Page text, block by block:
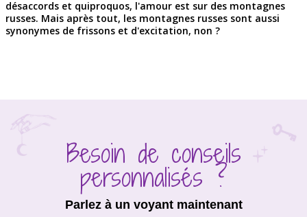
désaccords et quiproquos, l'amour est sur des montagnes
russes. Mais après tout, les montagnes russes sont aussi
synonymes de frissons et d'excitation, non ?
Besoin de conseils
personnalisés ?
Parlez à un voyant maintenant